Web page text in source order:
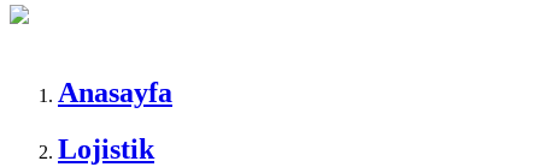
Anasayfa
Lojistik